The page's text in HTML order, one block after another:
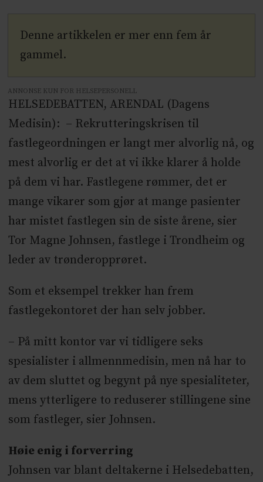
Denne artikkelen er mer enn fem år
gammel.
ANNONSE KUN FOR HELSEPERSONELL
HELSEDEBATTEN, ARENDAL (Dagens
Medisin): – Rekrutteringskrisen til
fastlegeordningen er langt mer alvorlig nå, og
mest alvorlig er det at vi ikke klarer å holde
på dem vi har. Fastlegene rømmer, det er
mange vikarer som gjør at mange pasienter
har mistet fastlegen sin de siste årene, sier
Tor Magne Johnsen, fastlege i Trondheim og
leder av trønderopprøret.
Som et eksempel trekker han frem
fastlegekontoret der han selv jobber.
– På mitt kontor var vi tidligere seks
spesialister i allmennmedisin, men nå har to
av dem sluttet og begynt på nye spesialiteter,
mens ytterligere to reduserer stillingene sine
som fastleger, sier Johnsen.
Høie enig i forverring
Johnsen var blant deltakerne i Helsedebatten,